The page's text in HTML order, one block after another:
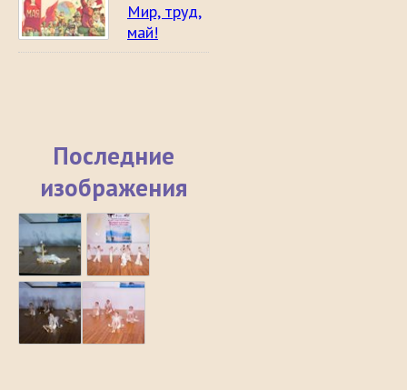
Мир, труд,
май!
Последние
изображения